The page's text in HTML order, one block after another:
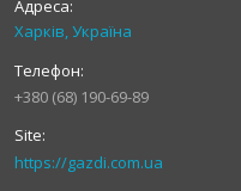
Харків, Україна
+380 (68) 190-69-89
https://gazdi.com.ua